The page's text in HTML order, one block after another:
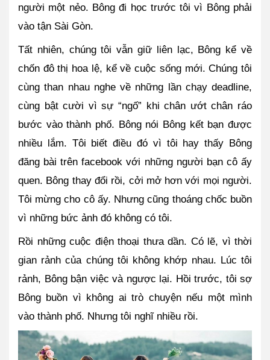
người một nẻo. Bông đi học trước tôi vì Bông phải
vào tận Sài Gòn.
Tất nhiên, chúng tôi vẫn giữ liên lạc, Bông kể về
chốn đô thị hoa lệ, kể về cuộc sống mới. Chúng tôi
cùng than nhau nghe về những lần chạy deadline,
cùng bật cười vì sự “ngố” khi chân ướt chân ráo
bước vào thành phố. Bông nói Bông kết bạn được
nhiều lắm. Tôi biết điều đó vì tôi hay thấy Bông
đăng bài trên facebook với những người bạn cô ấy
quen. Bông thay đổi rồi, cởi mở hơn với mọi người.
Tôi mừng cho cô ấy. Nhưng cũng thoáng chốc buồn
vì những bức ảnh đó không có tôi.
Rồi những cuộc điện thoại thưa dần. Có lẽ, vì thời
gian rảnh của chúng tôi không khớp nhau. Lúc tôi
rảnh, Bông bận việc và ngược lại. Hồi trước, tôi sợ
Bông buồn vì không ai trò chuyện nếu một mình
vào thành phố. Nhưng tôi nghĩ nhiều rồi.